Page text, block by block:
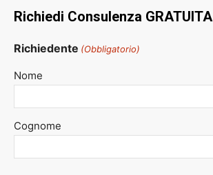
Richiedi Consulenza GRATUITA
Richiedente (Obbligatorio)
Nome
Cognome